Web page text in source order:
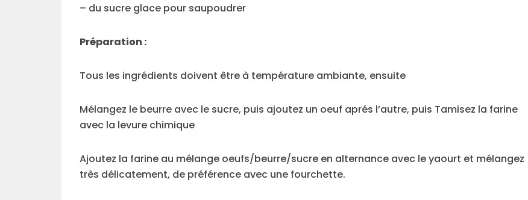
– du sucre glace pour saupoudrer
Préparation :
Tous les ingrédients doivent être à température ambiante, ensuite
Mélangez le beurre avec le sucre, puis ajoutez un oeuf aprés l’autre, puis Tamisez la farine
avec la levure chimique
Ajoutez la farine au mélange oeufs/beurre/sucre en alternance avec le yaourt et mélangez
très délicatement, de préférence avec une fourchette.